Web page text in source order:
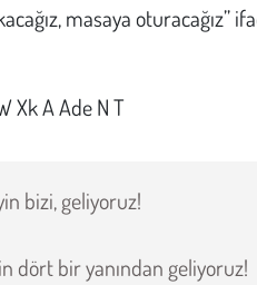
masaya
bizi, geliyoruz!
dört bir yanından geliyoruz!